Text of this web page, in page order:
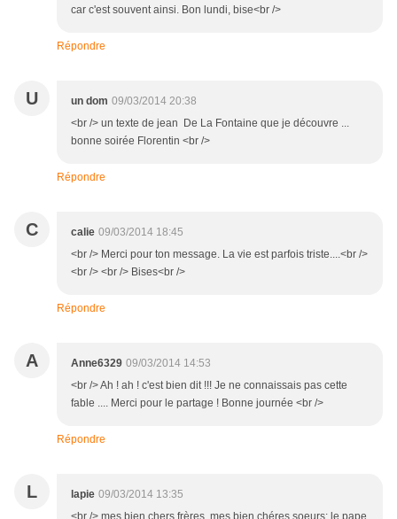
car c'est souvent ainsi. Bon lundi, bise<br />
Répondre
U un dom 09/03/2014 20:38
<br /> un texte de jean De La Fontaine que je découvre ...
bonne soirée Florentin <br />
Répondre
C calie 09/03/2014 18:45
<br /> Merci pour ton message. La vie est parfois triste....<br />
<br /> <br /> Bises<br />
Répondre
A Anne6329 09/03/2014 14:53
<br /> Ah ! ah ! c'est bien dit !!! Je ne connaissais pas cette
fable .... Merci pour le partage ! Bonne journée <br />
Répondre
L lapie 09/03/2014 13:35
<br /> mes bien chers frères, mes bien chéres soeurs: le pape